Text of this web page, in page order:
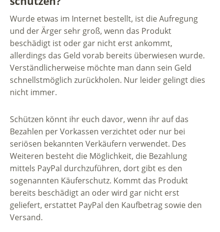
Wurde etwas im Internet bestellt, ist die Aufregung
und der Ärger sehr groß, wenn das Produkt
beschädigt ist oder gar nicht erst ankommt,
allerdings das Geld vorab bereits überwiesen wurde.
Verständlicherweise möchte man dann sein Geld
schnellstmöglich zurückholen. Nur leider gelingt dies
nicht immer.
Schützen könnt ihr euch davor, wenn ihr auf das
Bezahlen per Vorkassen verzichtet oder nur bei
seriösen bekannten Verkäufern verwendet. Des
Weiteren besteht die Möglichkeit, die Bezahlung
mittels PayPal durchzuführen, dort gibt es den
sogenannten Käuferschutz. Kommt das Produkt
bereits beschädigt an oder wird gar nicht erst
geliefert, erstattet PayPal den Kaufbetrag sowie den
Versand.